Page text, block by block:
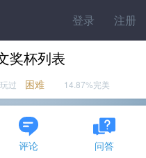
登录 注册
奖杯列表
过 困难 14.87%完美
评论 问答